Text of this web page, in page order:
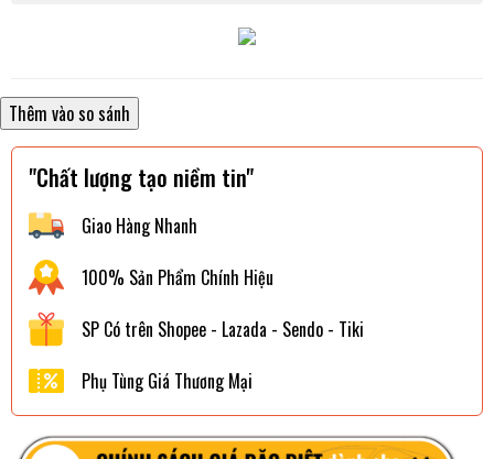
"Chất lượng tạo niềm tin"
Giao Hàng Nhanh
100% Sản Phẩm Chính Hiệu
SP Có trên Shopee - Lazada - Sendo - Tiki
Phụ Tùng Giá Thương Mại